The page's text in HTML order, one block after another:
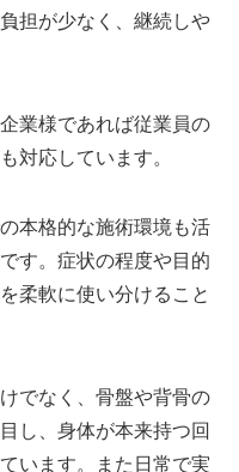
担が少なく、継続しや
業様であれば従業員の
対応しています。
本格的な施術環境も活
す。症状の程度や目的
柔軟に使い分けること
でなく、骨盤や背骨の
し、身体が本来持つ回
います。また日常で実